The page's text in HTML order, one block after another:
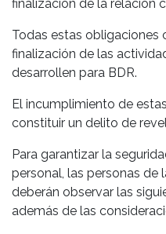
finalización de la relación
Todas estas obligaciones
finalización de las
desarrollen para BDR.
El incumplimiento de
constituir un delito de
Para garantizar la
personal, las personas de
deberán observar las
además de las